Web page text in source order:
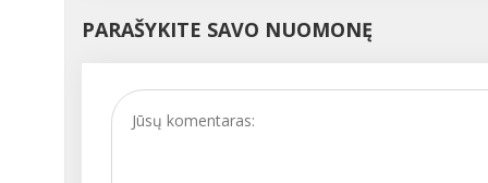
PARAŠYKITE SAVO NUOMONĘ